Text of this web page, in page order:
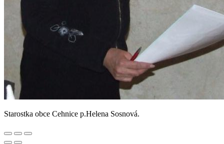
Starostka obce Cehnice p.Helena Sosnová.